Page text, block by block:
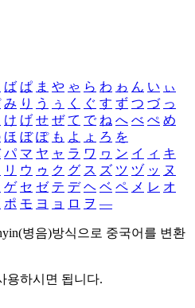
ば ぱ ま や ゃ ら わ ゎ ん い ぃ
み り う ぅ く ぐ す ず つ づ っ
け げ せ ぜ て で ね へ べ ぺ め
ほ ぼ ぽ も よ ょ ろ を
パ マ ヤ ャ ラ ワ ヮ ン イ ィ キ
リ ウ ゥ ク グ ス ズ ツ ヅ ッ ヌ
ゲ セ ゼ テ デ ヘ ベ ペ メ レ オ
ポ モ ヨ ョ ロ ヲ ―
병음)방식으로 중국어를 변환
용하시면 됩니다.